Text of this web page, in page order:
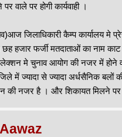
वाले पर होगी कार्यवाही ।
जिलाधिकारी कैम्प कार्यालय मे
हजार फर्जी मतदाताओं का नाम
मे चुनाव आयोग की नजर में होने
में ज्यादा से ज्यादा अर्धसैनिक बलों
की नजर है । और शिकायत मिलने पर